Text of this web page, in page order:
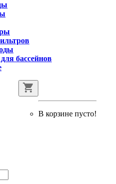
бассейнов
В корзине пусто!